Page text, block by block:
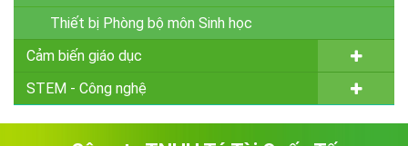
Thiết bị Phòng bộ môn Sinh học
Cảm biến giáo dục
STEM - Công nghệ